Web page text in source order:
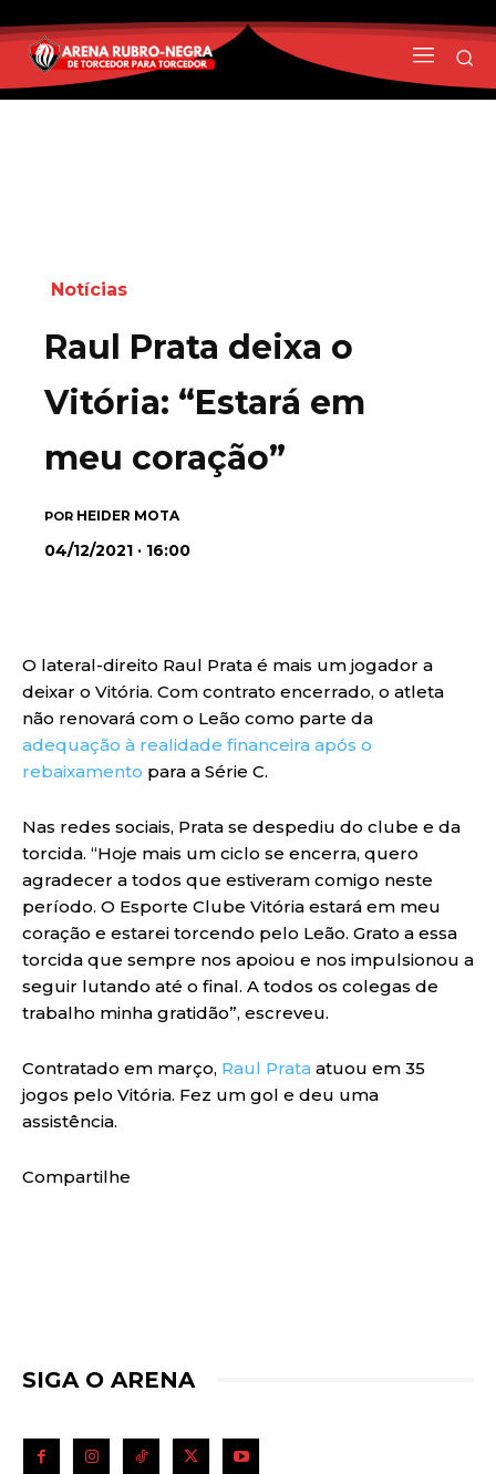
Notícias
Raul Prata deixa o
Vitória: “Estará em
meu coração”
POR HEIDER MOTA
04/12/2021 · 16:00
O lateral-direito Raul Prata é mais um jogador a
deixar o Vitória. Com contrato encerrado, o atleta
não renovará com o Leão como parte da
adequação à realidade financeira após o
rebaixamento para a Série C.
Nas redes sociais, Prata se despediu do clube e da
torcida. “Hoje mais um ciclo se encerra, quero
agradecer a todos que estiveram comigo neste
período. O Esporte Clube Vitória estará em meu
coração e estarei torcendo pelo Leão. Grato a essa
torcida que sempre nos apoiou e nos impulsionou a
seguir lutando até o final. A todos os colegas de
trabalho minha gratidão”, escreveu.
Contratado em março, Raul Prata atuou em 35
jogos pelo Vitória. Fez um gol e deu uma
assistência.
Compartilhe
SIGA O ARENA